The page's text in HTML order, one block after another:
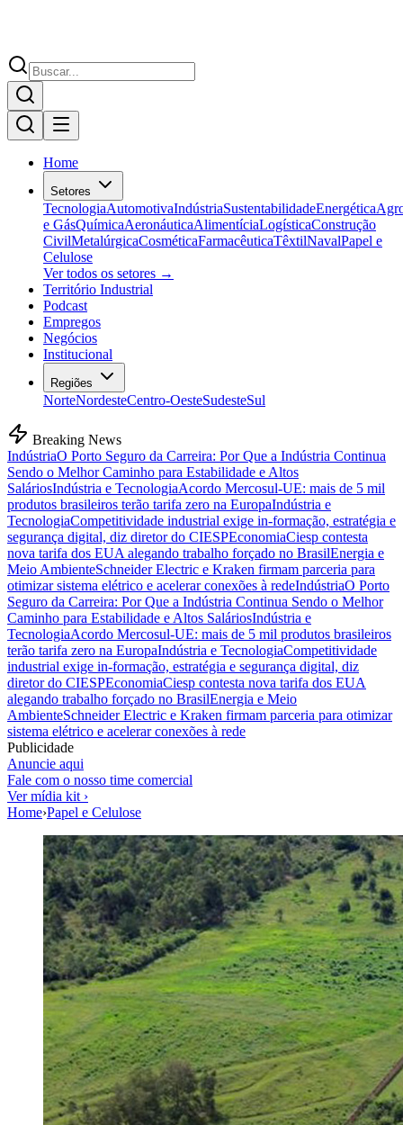
Home
Setores
TecnologiaAutomotivaIndústriaSustentabilidadeEnergética
e GásQuímicaAeronáuticaAlimentíciaLogísticaConstrução
CivilMetalúrgicaCosméticaFarmacêuticaTêxtilNavalPapel e
Celulose
Ver todos os setores →
Território Industrial
Podcast
Empregos
Negócios
Institucional
Regiões
NorteNordesteCentro-OesteSudesteSul
Breaking News
IndústriaO Porto Seguro da Carreira: Por Que a Indústria Continua
Sendo o Melhor Caminho para Estabilidade e Altos
SaláriosIndústria e TecnologiaAcordo Mercosul-UE: mais de 5 mil
produtos brasileiros terão tarifa zero na EuropaIndústria e
TecnologiaCompetitividade industrial exige in-formação, estratégia e
segurança digital, diz diretor do CIESPEconomiaCiesp contesta
nova tarifa dos EUA alegando trabalho forçado no BrasilEnergia e
Meio AmbienteSchneider Electric e Kraken firmam parceria para
otimizar sistema elétrico e acelerar conexões à redeIndústriaO Porto
Seguro da Carreira: Por Que a Indústria Continua Sendo o Melhor
Caminho para Estabilidade e Altos SaláriosIndústria e
TecnologiaAcordo Mercosul-UE: mais de 5 mil produtos brasileiros
terão tarifa zero na EuropaIndústria e TecnologiaCompetitividade
industrial exige in-formação, estratégia e segurança digital, diz
diretor do CIESPEconomiaCiesp contesta nova tarifa dos EUA
alegando trabalho forçado no BrasilEnergia e Meio
AmbienteSchneider Electric e Kraken firmam parceria para otimizar
sistema elétrico e acelerar conexões à rede
Publicidade
Anuncie aqui
Fale com o nosso time comercial
Ver mídia kit ›
Home›Papel e Celulose